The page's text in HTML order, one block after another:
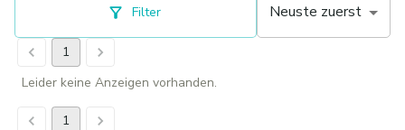
Filter Neuste zuerst
1
Leider keine Anzeigen vorhanden.
1